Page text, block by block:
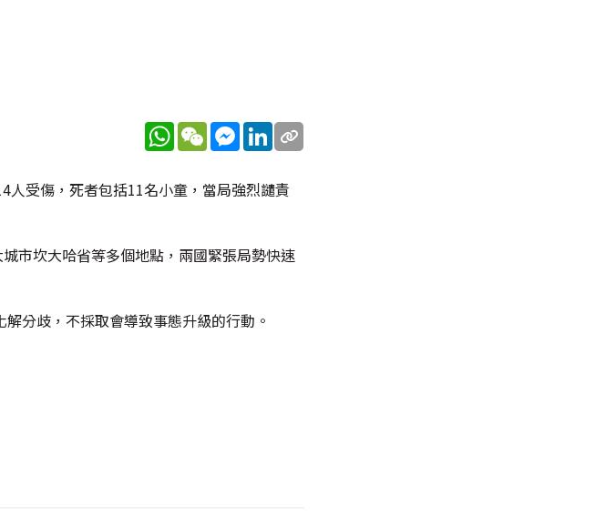
WhatsApp
WeChatMessenger
LinkedIn
人受傷，死者包括11名小童，當局強烈譴責
市坎大哈省等多個地點，兩國緊張局勢快速
分歧，不採取會導致事態升級的行動。